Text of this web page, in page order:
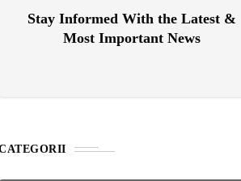
Stay Informed With the Latest &
Most Important News